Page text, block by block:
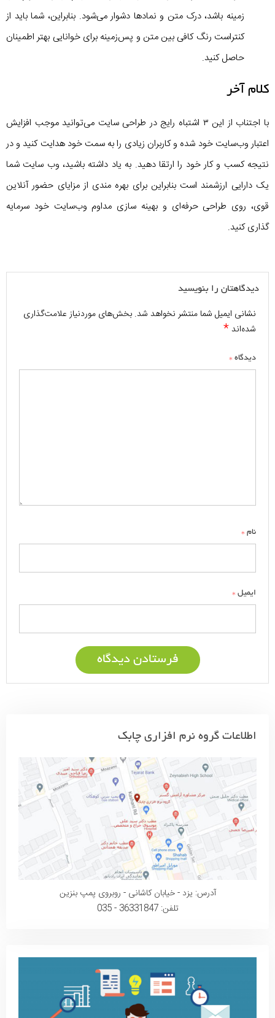
زمینه باشد، درک متن و نمادها دشوار می‌شود. بنابراین، شما باید از
کنتراست رنگ کافی بین متن و پس‌زمینه برای خوانایی بهتر اطمینان
حاصل کنید.
کلام آخر
با اجتناب از این ۳ اشتباه رایج در طراحی سایت می‌توانید موجب افزایش
اعتبار وب‌سایت خود شده و کاربران زیادی را به سمت خود هدایت کنید و در
نتیجه کسب و کار خود را ارتقا دهید. به یاد داشته باشید، وب سایت شما
یک دارایی ارزشمند است بنابراین برای بهره مندی از مزایای حضور آنلاین
قوی، روی طراحی حرفه‌ای و بهینه سازی مداوم وب‌سایت خود سرمایه
گذاری کنید.
دیدگاهتان را بنویسید
نشانی ایمیل شما منتشر نخواهد شد. بخش‌های موردنیاز علامت‌گذاری
شده‌اند*
دیدگاه *
نام *
ایمیل *
اطلاعات گروه نرم افزاری چابک
آدرس: یزد - خیابان کاشانی - روبروی پمپ بنزین
تلفن: 36331847 - 035